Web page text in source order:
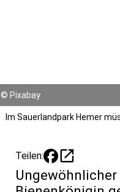
© Pixabay
Im Sauerlandpark Hemer
Teilen: open_in_new